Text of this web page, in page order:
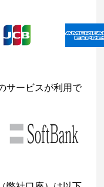
サービスが利用で